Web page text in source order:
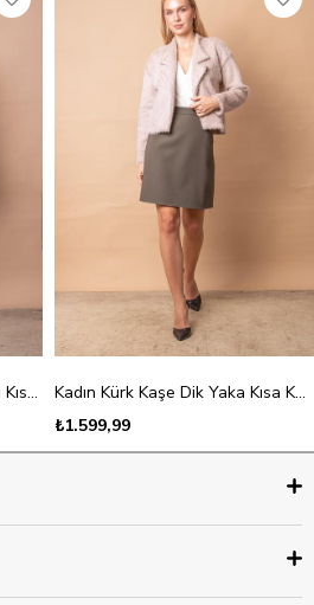
Kadın Yakalı Uzun Kol Astarlı Kısa Kaban-Kahve Dalmaçyalı
Kadın Kürk Kaşe Dik Yaka Kısa Kaban-Kum
₺1.599,99